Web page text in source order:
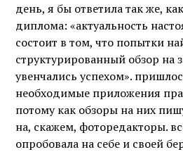
день, я бы ответила так же,
диплома: «актуальность
состоит в том, что попытки
структурированный обзор на
увенчались успехом».
необходимые приложения
потому как обзоры на них
на, скажем, фоторедакторы.
опробовала на себе и своей